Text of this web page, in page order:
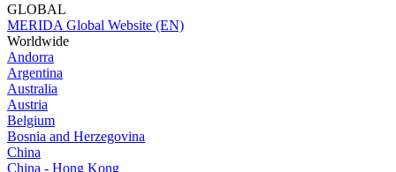
GLOBAL
MERIDA Global Website (EN)
Worldwide
Andorra
Argentina
Australia
Austria
Belgium
Bosnia and Herzegovina
China
China - Hong Kong